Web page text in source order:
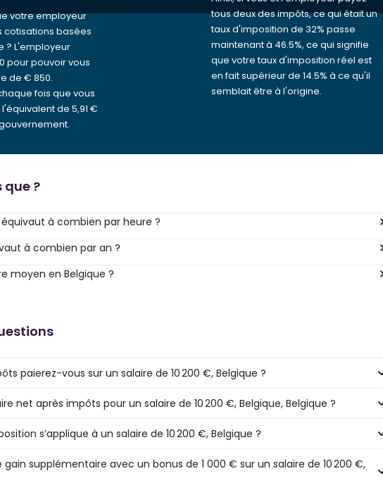
votre employeur
cotisations basées
? L'employeur
pour pouvoir vous
de € 850.
fois que vous
de 5,91 €
tous deux des impôts, ce qui était un
taux d'imposition de 32% passe
maintenant à 46.5%, ce qui signifie
que votre taux d'imposition réel est
en fait supérieur de 14.5% à ce qu'il
semblait être à l'origine.
que ?
à combien par heure ?
à combien par an ?
moyen en Belgique ?
paierez-vous sur un salaire de 10 200 €, Belgique ?
net après impôts pour un salaire de 10 200 €, Belgique, Belgique ?
s’applique à un salaire de 10 200 €, Belgique ?
gain supplémentaire avec un bonus de 1 000 € sur un salaire de 10 200 €,